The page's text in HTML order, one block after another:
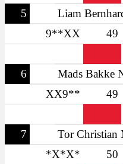
5
Liam
9**XX
49
6
Mads Bakke
XX9**
49
7
Tor Christian
*X*X*
50